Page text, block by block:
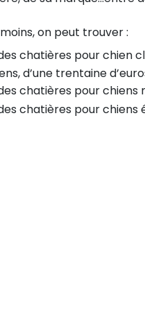
on peut trouver :
chatières pour chien
d’une trentaine
chatières pour chiens
chatières pour chiens